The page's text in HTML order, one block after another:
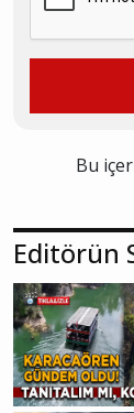
Bu
Editörün